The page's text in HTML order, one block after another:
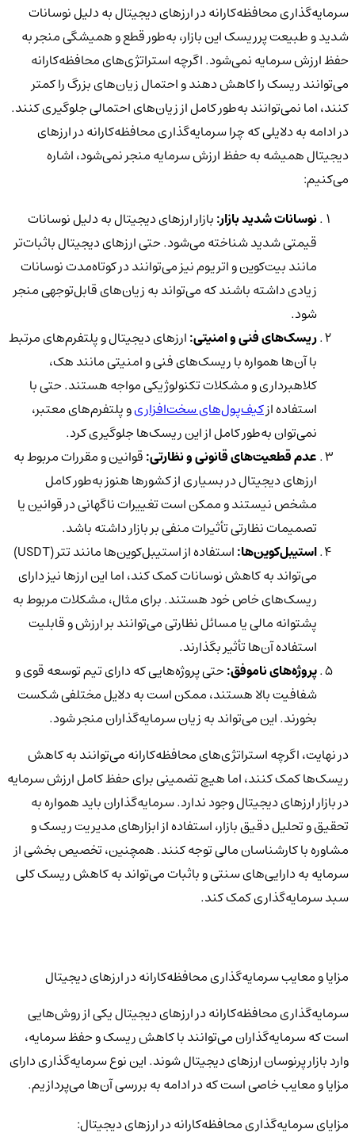
سرمایه‌گذاری محافظه‌کارانه در ارزهای دیجیتال به دلیل نوسانات
شدید و طبیعت پرریسک این بازار، به‌طور قطع و همیشگی منجر به
حفظ ارزش سرمایه نمی‌شود. اگرچه استراتژی‌های محافظه‌کارانه
می‌توانند ریسک را کاهش دهند و احتمال زیان‌های بزرگ را کمتر
کنند، اما نمی‌توانند به‌طور کامل از زیان‌های احتمالی جلوگیری کنند.
در ادامه به دلایلی که چرا سرمایه‌گذاری محافظه‌کارانه در ارزهای
دیجیتال همیشه به حفظ ارزش سرمایه منجر نمی‌شود، اشاره
می‌کنیم:
نوسانات شدید بازار:بازار ارزهای دیجیتال به دلیل نوسانات
قیمتی شدید شناخته می‌شود. حتی ارزهای دیجیتال باثبات‌تر
مانند بیت‌کوین و اتریوم نیز می‌توانند در کوتاه‌مدت نوسانات
زیادی داشته باشند که می‌تواند به زیان‌های قابل‌توجهی منجر
شود.
ریسک‌های فنی و امنیتی:ارزهای دیجیتال و پلتفرم‌های مرتبط
با آن‌ها همواره با ریسک‌های فنی و امنیتی مانند هک،
کلاهبرداری و مشکلات تکنولوژیکی مواجه هستند. حتی با
استفاده ازکیف‌پول‌های سخت‌افزاریو پلتفرم‌های معتبر،
نمی‌توان به‌طور کامل از این ریسک‌ها جلوگیری کرد.
عدم قطعیت‌های قانونی و نظارتی:قوانین و مقررات مربوط به
ارزهای دیجیتال در بسیاری از کشورها هنوز به‌طور کامل
مشخص نیستند و ممکن است تغییرات ناگهانی در قوانین یا
تصمیمات نظارتی تأثیرات منفی بر بازار داشته باشد.
استیبل‌کوین‌ها:
استفاده از استیبل‌کوین‌ها مانند تتر (USDT)
می‌تواند به کاهش نوسانات کمک کند، اما این ارزها نیز دارای
ریسک‌های خاص خود هستند. برای مثال، مشکلات مربوط به
پشتوانه مالی یا مسائل نظارتی می‌توانند بر ارزش و قابلیت
استفاده آن‌ها تأثیر بگذارند.
پروژه‌های ناموفق:حتی پروژه‌هایی که دارای تیم توسعه قوی و
شفافیت بالا هستند، ممکن است به دلایل مختلفی شکست
بخورند. این می‌تواند به زیان سرمایه‌گذاران منجر شود.
در نهایت، اگرچه استراتژی‌های محافظه‌کارانه می‌توانند به کاهش
ریسک‌ها کمک کنند، اما هیچ تضمینی برای حفظ کامل ارزش سرمایه
در بازار ارزهای دیجیتال وجود ندارد. سرمایه‌گذاران باید همواره به
تحقیق و تحلیل دقیق بازار، استفاده از ابزارهای مدیریت ریسک و
مشاوره با کارشناسان مالی توجه کنند. همچنین، تخصیص بخشی از
سرمایه به دارایی‌های سنتی و باثبات می‌تواند به کاهش ریسک کلی
سبد سرمایه‌گذاری کمک کند.
مزایا و معایب سرمایه‌گذاری محافظه‌کارانه در ارزهای دیجیتال
سرمایه‌گذاری محافظه‌کارانه در ارزهای دیجیتال یکی از روش‌هایی
است که سرمایه‌گذاران می‌توانند با کاهش ریسک و حفظ سرمایه،
وارد بازار پرنوسان ارزهای دیجیتال شوند. این نوع سرمایه‌گذاری دارای
مزایا و معایب خاصی است که در ادامه به بررسی آن‌ها می‌پردازیم.
مزایای سرمایه‌گذاری محافظه‌کارانه در ارزهای دیجیتال: